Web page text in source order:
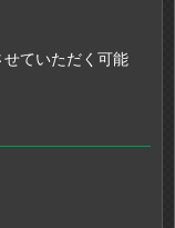
ていただく可能